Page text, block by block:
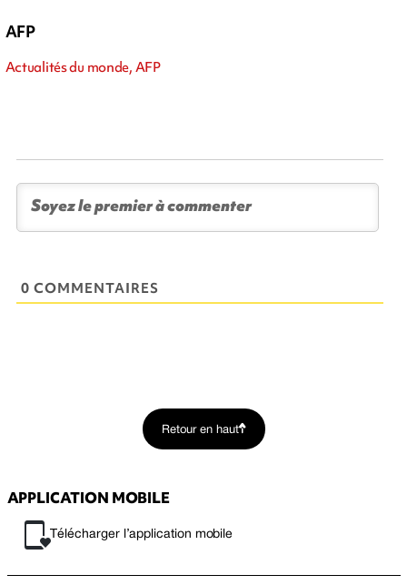
AFP
Actualités du monde, AFP
0 COMMENTAIRES
Retour en haut
APPLICATION MOBILE
Télécharger l’application mobile